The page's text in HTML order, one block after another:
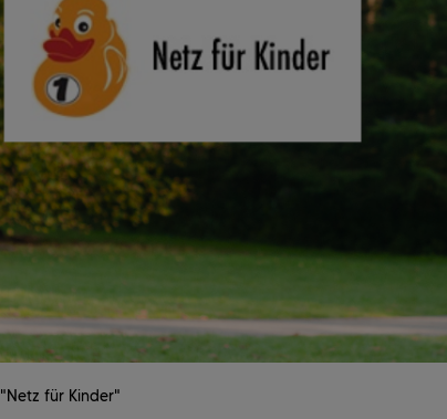
"Netz für Kinder"